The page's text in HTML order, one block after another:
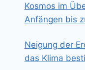
Kosmos im
Anfängen bis
Neigung der
das Klima